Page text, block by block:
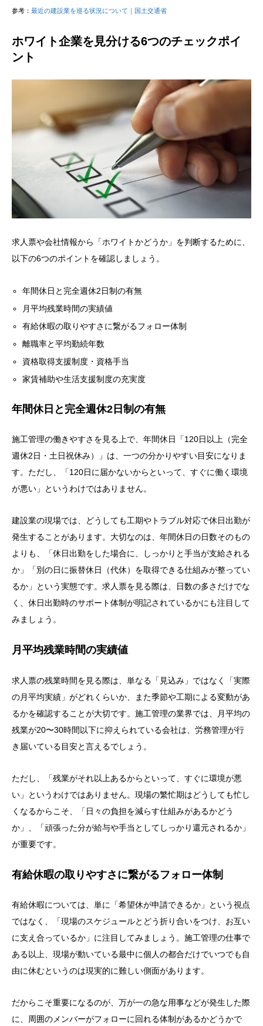
参考： 最近の建設業を巡る状況について｜国土交通省
ホワイト企業を見分ける6つのチェックポイ
ント
求人票や会社情報から「ホワイトかどうか」を判断するために、
以下の6つのポイントを確認しましょう。
年間休日と完全週休2日制の有無
月平均残業時間の実績値
有給休暇の取りやすさに繋がるフォロー体制
離職率と平均勤続年数
資格取得支援制度・資格手当
家賃補助や生活支援制度の充実度
年間休日と完全週休2日制の有無
施工管理の働きやすさを見る上で、年間休日「120日以上（完全
週休2日・土日祝休み）」は、一つの分かりやすい目安になりま
す。ただし、「120日に届かないからといって、すぐに働く環境
が悪い」というわけではありません。
建設業の現場では、どうしても工期やトラブル対応で休日出勤が
発生することがあります。大切なのは、年間休日の日数そのもの
よりも、「休日出勤をした場合に、しっかりと手当が支給される
か」「別の日に振替休日（代休）を取得できる仕組みが整ってい
るか」という実態です。求人票を見る際は、日数の多さだけでな
く、休日出勤時のサポート体制が明記されているかにも注目して
みましょう。
月平均残業時間の実績値
求人票の残業時間を見る際は、単なる「見込み」ではなく「実際
の月平均実績」がどれくらいか、また季節や工期による変動があ
るかを確認することが大切です。施工管理の業界では、月平均の
残業が20〜30時間以下に抑えられている会社は、労務管理が行
き届いている目安と言えるでしょう。
ただし、「残業がそれ以上あるからといって、すぐに環境が悪
い」というわけではありません。現場の繁忙期はどうしても忙し
くなるからこそ、「日々の負担を減らす仕組みがあるかどう
か」、「頑張った分が給与や手当としてしっかり還元されるか」
が重要です。
有給休暇の取りやすさに繋がるフォロー体制
有給休暇については、単に「希望休が申請できるか」という視点
ではなく、「現場のスケジュールとどう折り合いをつけ、お互い
に支え合っているか」に注目してみましょう。施工管理の仕事で
ある以上、現場が動いている最中に個人の都合だけでいつでも自
由に休むというのは現実的に難しい側面があります。
だからこそ重要になるのが、万が一の急な用事などが発生した際
に、周囲のメンバーがフォローに回れる体制があるかどうかで